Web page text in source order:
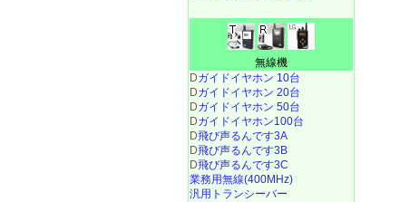
無線機
Dガイドイヤホン 10台
Dガイドイヤホン 20台
Dガイドイヤホン 50台
Dガイドイヤホン100台
D飛び声るんです3A
D飛び声るんです3B
D飛び声るんです3C
業務用無線(400MHz)
汎用トランシーバー